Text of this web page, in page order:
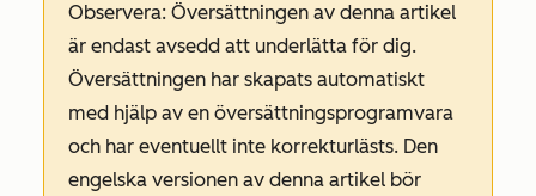
Observera: Översättningen av denna artikel
är endast avsedd att underlätta för dig.
Översättningen har skapats automatiskt
med hjälp av en översättningsprogramvara
och har eventuellt inte korrekturlästs. Den
engelska versionen av denna artikel bör